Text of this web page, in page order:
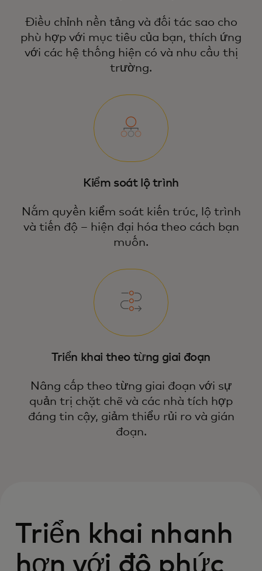
Điều chỉnh nền tảng và đối tác sao cho
phù hợp với mục tiêu của bạn, thích ứng
với các hệ thống hiện có và nhu cầu thị
trường.
Kiểm soát lộ trình
Nắm quyền kiểm soát kiến trúc, lộ trình
và tiến độ – hiện đại hóa theo cách bạn
muốn.
Triển khai theo từng giai đoạn
Nâng cấp theo từng giai đoạn với sự
quản trị chặt chẽ và các nhà tích hợp
đáng tin cậy, giảm thiểu rủi ro và gián
đoạn.
Triển khai nhanh
hơn với độ phức